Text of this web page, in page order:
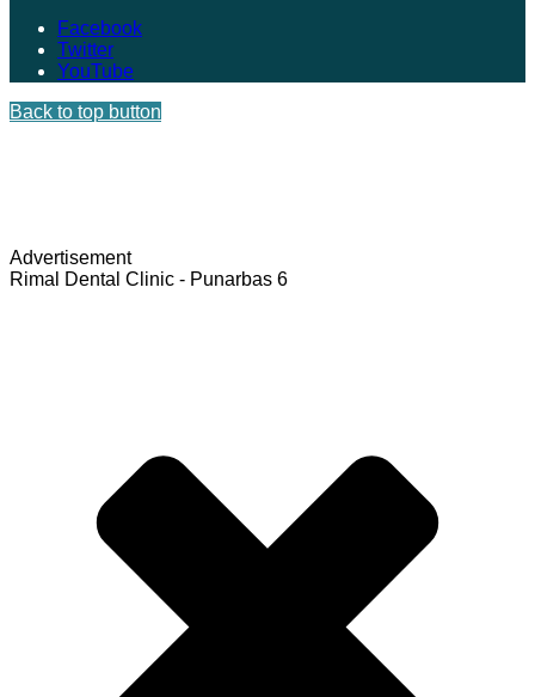
Facebook
Twitter
YouTube
Back to top button
Advertisement
Rimal Dental Clinic - Punarbas 6